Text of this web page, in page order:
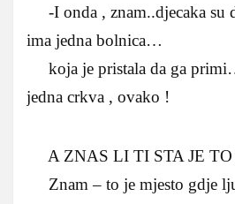
-I onda , znam..djecaka su
ima jedna bolnica…
koja je pristala da ga
jedna crkva , ovako !
A ZNAS LI TI STA JE TO
Znam – to je mjesto gdje